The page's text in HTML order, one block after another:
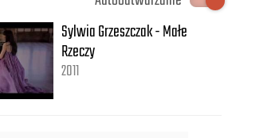
Sylwia Grzeszczak - Małe
Rzeczy
2011